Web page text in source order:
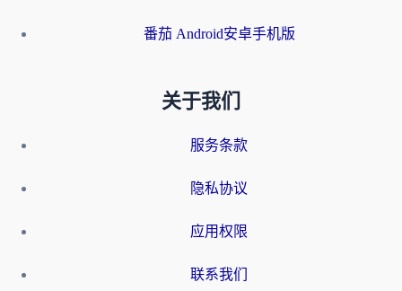
番茄 Android安卓手机版
关于我们
服务条款
隐私协议
应用权限
联系我们